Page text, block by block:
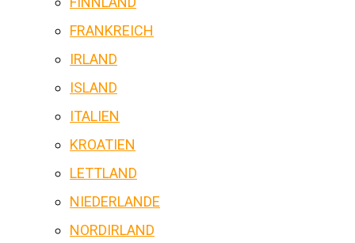
FRANKREICH
IRLAND
ISLAND
ITALIEN
KROATIEN
LETTLAND
NIEDERLANDE
NORDIRLAND